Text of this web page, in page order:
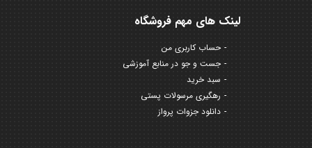
لینک های مهم فروشگاه
حساب کاربری من
جست و جو در منابع آموزشی
سبد خرید
رهگیری مرسولات پستی
دانلود جزوات پرواز